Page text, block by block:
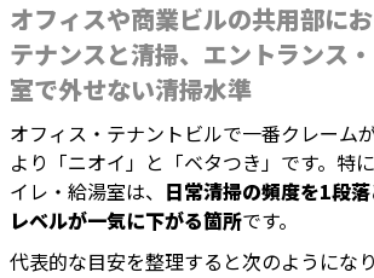
オフィスや商業ビルの共用部に
テナンスと清掃、エントランス
室で外せない清掃水準
オフィス・テナントビルで一番クレーム
より「ニオイ」と「ベタつき」です。特
イレ・給湯室は、 日常清掃の頻度を1段
レベルが一気に下がる箇所です。
代表的な目安を整理すると次のようになり